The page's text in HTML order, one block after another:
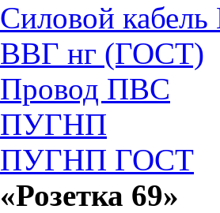
Силовой
ВВГ нг (ГОСТ)
Провод ПВС
ПУГНП
ПУГНП ГОСТ
«Розетка 69»